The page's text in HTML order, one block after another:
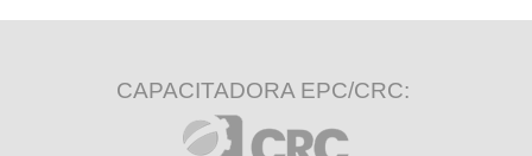
CAPACITADORA EPC/CRC: